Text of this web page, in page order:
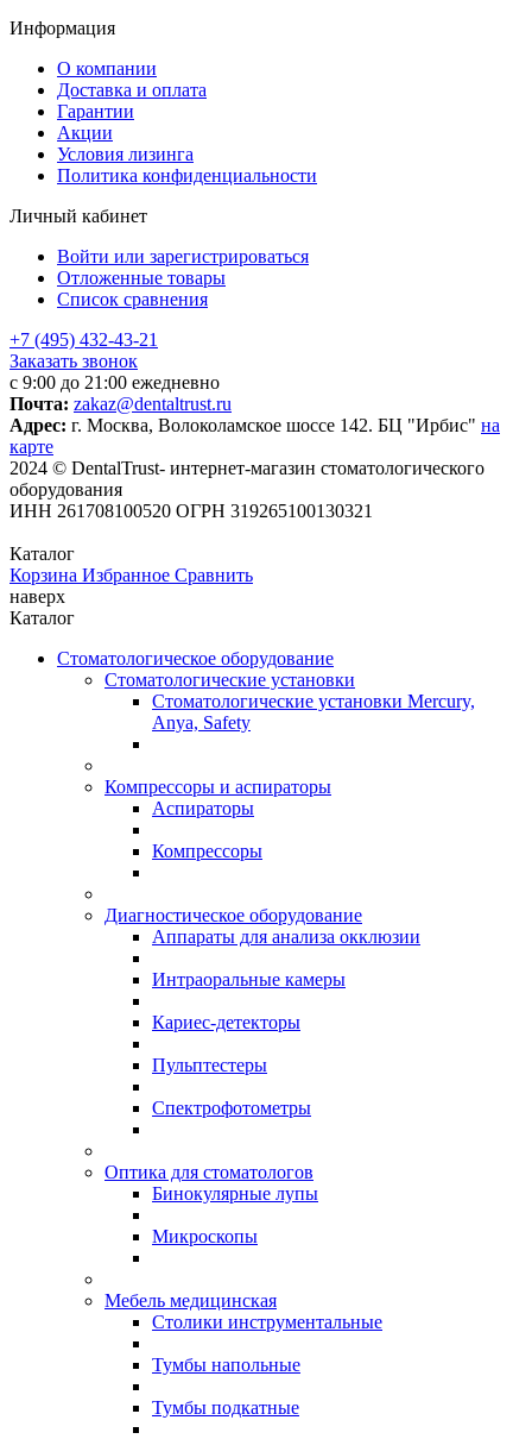
Информация
О компании
Доставка и оплата
Гарантии
Акции
Условия лизинга
Политика конфиденциальности
Личный кабинет
Войти или зарегистрироваться
Отложенные товары
Список сравнения
+7 (495) 432-43-21
Заказать звонок
с 9:00 до 21:00 ежедневно
Почта: zakaz@dentaltrust.ru
Адрес: г. Москва, Волоколамское шоссе 142. БЦ "Ирбис" на
карте
2024 © DentalTrust- интернет-магазин стоматологического
оборудования
ИНН 261708100520 ОГРН 319265100130321
Каталог
Корзина Избранное Сравнить
наверх
Каталог
Стоматологическое оборудование
Стоматологические установки
Стоматологические установки Mercury,
Anya, Safety
Компрессоры и аспираторы
Аспираторы
Компрессоры
Диагностическое оборудование
Аппараты для анализа окклюзии
Интраоральные камеры
Кариес-детекторы
Пульптестеры
Спектрофотометры
Оптика для стоматологов
Бинокулярные лупы
Микроскопы
Мебель медицинская
Столики инструментальные
Тумбы напольные
Тумбы подкатные